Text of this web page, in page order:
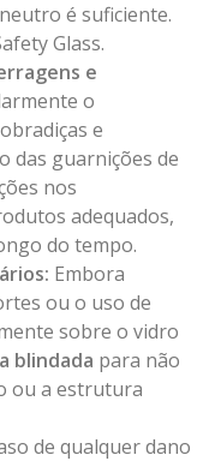
é suficiente.
Glass.
e
o
e
das guarnições de
nos
adequados,
do tempo.
Embora
ou o uso de
sobre o vidro
blindada para não
ou a estrutura
de qualquer dano